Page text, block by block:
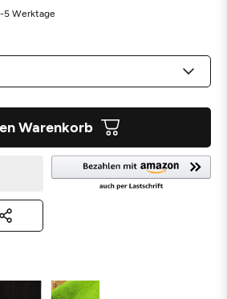
5 Werktage
Warenkorb